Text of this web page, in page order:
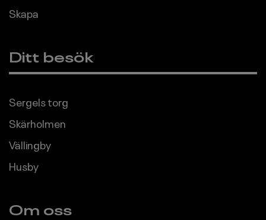
Skapa
Ditt besök
Sergels torg
Skärholmen
Vällingby
Husby
Om oss